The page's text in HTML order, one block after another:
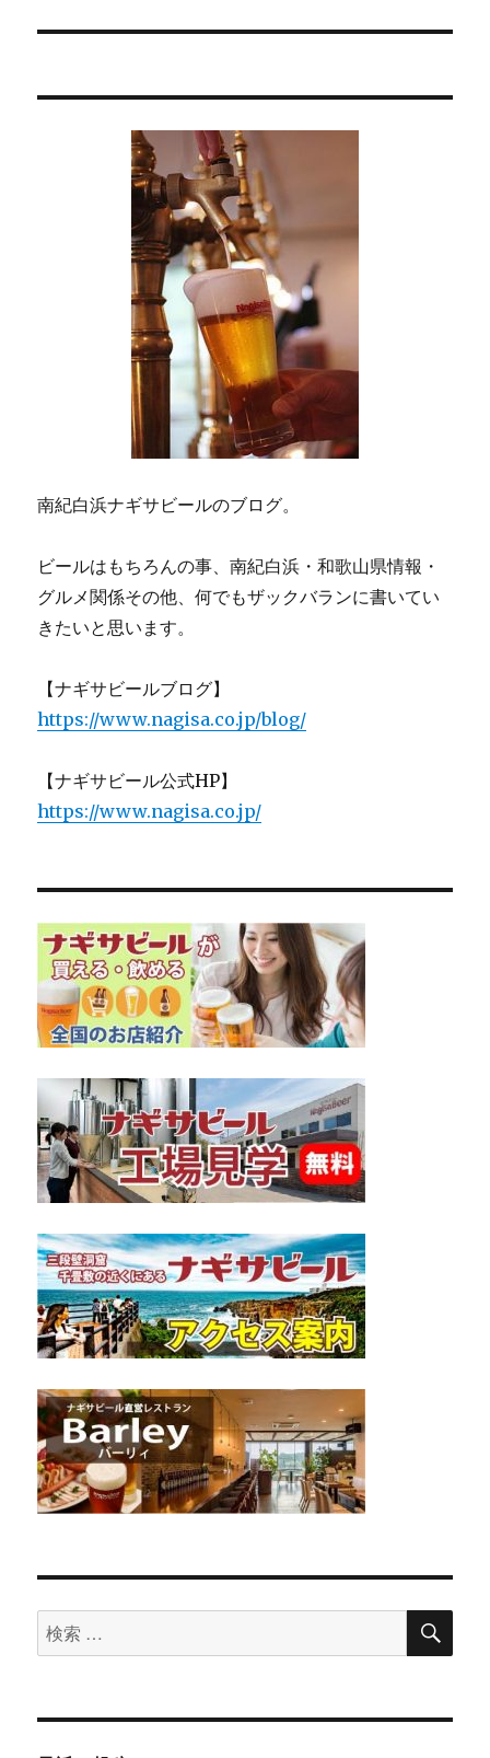
ー
投
南紀白浜ナギサビールのブログ。
ビールはもちろんの事、南紀白浜・和歌山県情報・
グルメ関係その他、何でもザックバランに書いてい
きたいと思います。
【ナギサビールブログ】
https://www.nagisa.co.jp/blog/
【ナギサビール公式HP】
https://www.nagisa.co.jp/
検
索
象:
検